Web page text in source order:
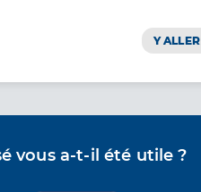
Y ALLER
vous a-t-il été utile ?